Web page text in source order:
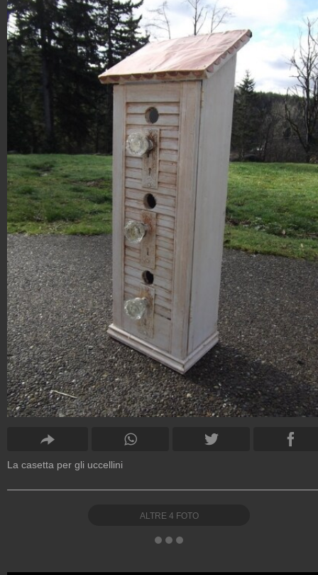
La casetta per gli uccellini
ALTRE 4 FOTO